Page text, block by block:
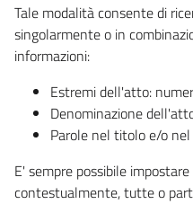
Tale modalità consente di
singolarmente o in
informazioni:
Estremi dell'atto:
Denominazione
Parole nel titolo e/o
E' sempre possibile
contestualmente, tutte o